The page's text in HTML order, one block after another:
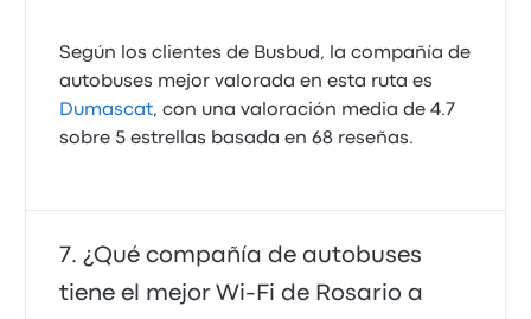
Según los clientes de Busbud, la compañía de
autobuses mejor valorada en esta ruta es
Dumascat, con una valoración media de 4.7
sobre 5 estrellas basada en 68 reseñas.
¿Qué compañía de autobuses
tiene el mejor Wi-Fi de Rosario a